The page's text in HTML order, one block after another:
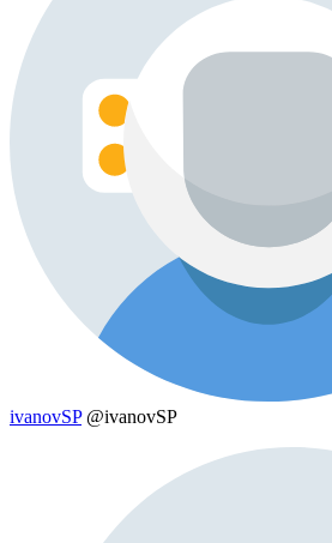
ivanovSP @ivanovSP